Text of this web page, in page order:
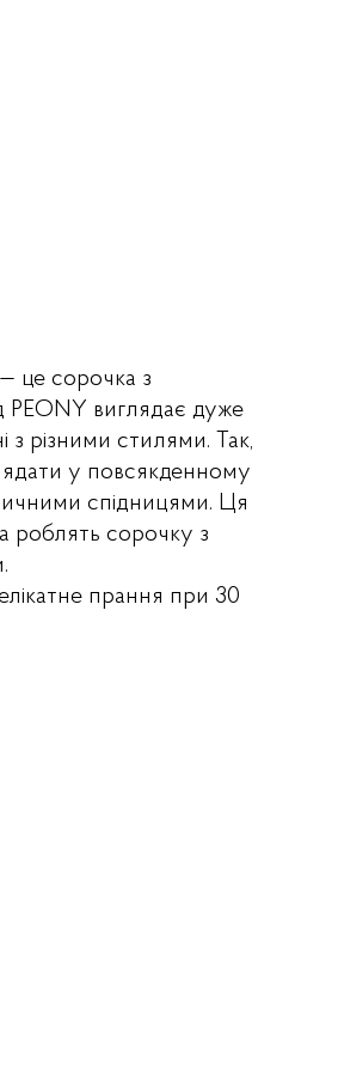
це сорочка з
PEONY виглядає дуже
з різними стилями. Так,
у повсякденному
спідницями. Ця
роблять сорочку з
прання при 30